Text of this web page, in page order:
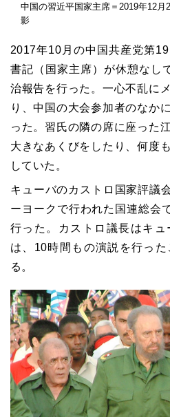
中国の習近平国家主席＝2019年12
影
2017年10月の中国共産党第
書記（国家主席）が休憩なし
治報告を行った。一心不乱に
り、中国の大会参加者のなか
った。習氏の隣の席に座った
大きなあくびをしたり、何度
していた。
キューバのカストロ国家評議
ーヨークで行われた国連総会
行った。カストロ議長はキ
は、10時間もの演説を行っ
る。